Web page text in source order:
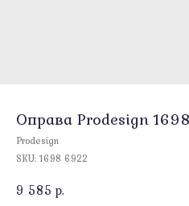
Оправа Prodesign
Prodesign
SKU: 1698 6922
9 585 р.